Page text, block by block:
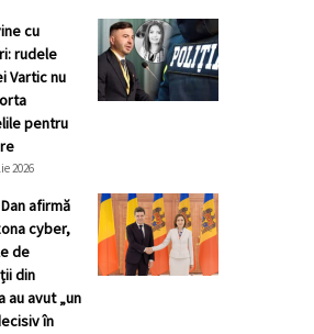
cu
rudele
Vartic nu
pentru
2026
afirmă
cyber,
de
din
au avut „un
în